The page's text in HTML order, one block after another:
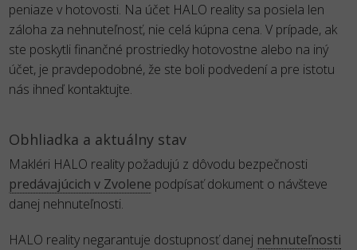
peniaze v hotovosti. Na účet HALO reality sa posiela len
záloha za nehnuteľnosť, nie celá kúpna cena. V prípade, ak
ste poskytli finančné prostriedky hotovostne alebo na iný
účet, je pravdepodobné, že ste boli podvedení a pre istotu
nás ihneď kontaktujte.
Obhliadka a aktuálny stav
Makléri HALO reality požadujú z dôvodu bezpečnosti
predávajúcich v Zvolene podpísať dokument o návšteve
danej nehnuteľnosti.
HALO reality negarantuje dostupnosť danej nehnuteľnosti